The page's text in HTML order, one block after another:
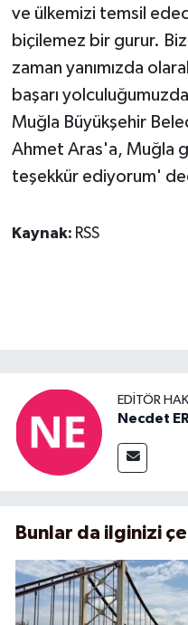
ve ülkemizi temsil
biçilemez bir gurur.
zaman yanımızda
başarı
Muğla Büyükşehir
Ahmet Aras'a, Muğla
teşekkür ediyorum'
Kaynak: RSS
EDITÖR
Necdet
Bunlar da ilginizi